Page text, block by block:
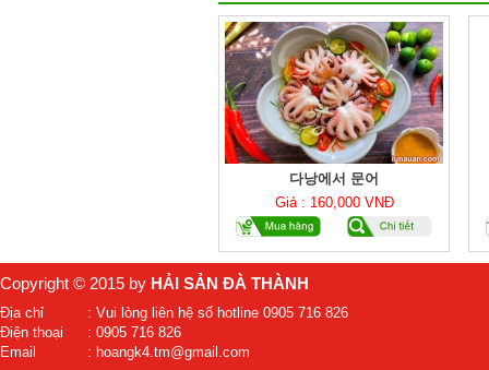
다낭에서 문어
Giá : 160,000 VNĐ
Copyright © 2015 by HẢI SẢN ĐÀ THÀNH
Địa chỉ
: Vui lòng liên hệ số hotline 0905 716 826
Điện thoại
: 0905 716 826
Email
: hoangk4.tm@gmail.com